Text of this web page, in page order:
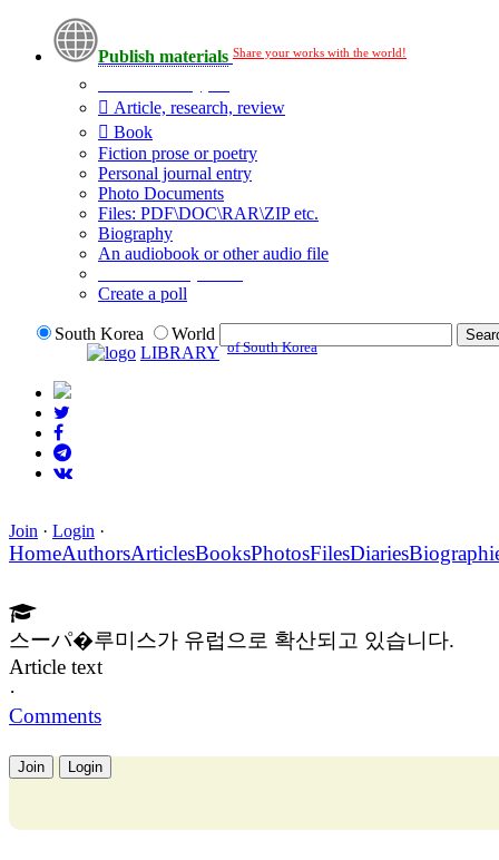
Publish materials Share your works with the world!
Article, research, review
Book
Fiction prose or poetry
Personal journal entry
Photo Documents
Files: PDF\DOC\RAR\ZIP etc.
Biography
An audiobook or other audio file
Create a poll
South Korea
World
LIBRARY of South Korea
Join · Login ·
HomeAuthorsArticlesBooksPhotosFilesDiaries
스ーパ�루미스가 유럽으로 확산되고 있습니다.
Article text
·
Comments
Join Login